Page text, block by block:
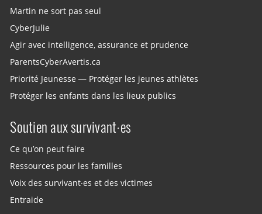
Martin ne sort pas seul
CyberJulie
Agir avec intelligence, assurance et prudence
ParentsCyberAvertis.ca
Priorité Jeunesse — Protéger les jeunes athlètes
Protéger les enfants dans les lieux publics
Soutien aux survivant·es
Ce qu’on peut faire
Ressources pour les familles
Voix des survivant·es et des victimes
Entraide